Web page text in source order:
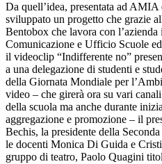
Da quell’idea, presentata ad AMIA
sviluppato un progetto che grazie
Bentobox che lavora con
Comunicazione e Ufficio Scuole
il videoclip “Indifferente no”
a una delegazione di studenti e
della Giornata Mondiale per
video – che girerà ora su vari
della scuola ma anche durante
aggregazione e promozione – il
Bechis, la presidente della
le docenti Monica Di Guida e
gruppo di teatro, Paolo Quagini